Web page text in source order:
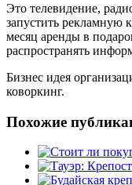
Это телевидение,
запустить рекламную
месяц аренды в
распространять
Бизнес идея
коворкинг.
Похожие